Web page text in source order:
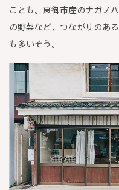
ことも。東御市産のナガノ
の野菜など、つながりのあ
も多いそう。